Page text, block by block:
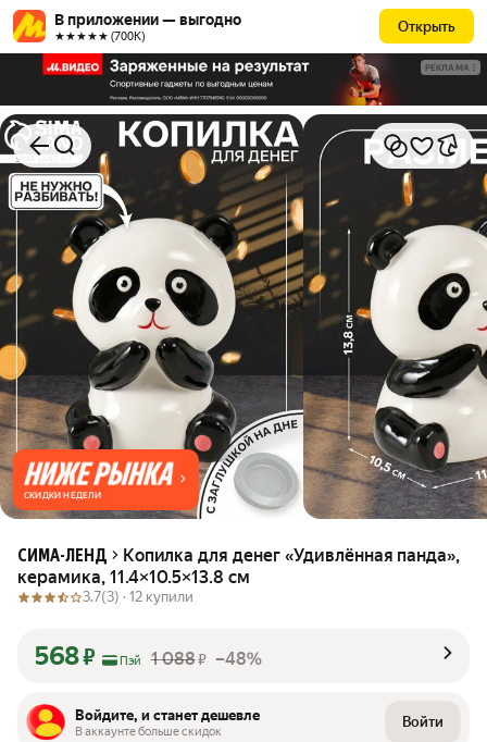
В приложении — выгодно
★★★★★ (700К)
Открыть
РЕКЛАМА
СКИДКИ НЕДЕЛИ
СИМА-ЛЕНД
Копилка для денег «Удивлённая панда»,
керамика, 11.4×10.5×13.8 см
3.7(3) · 12 купили
568₽ Пэй 1 088₽ –48%
Войдите, и станет дешевле
В аккаунте больше скидок
Войти